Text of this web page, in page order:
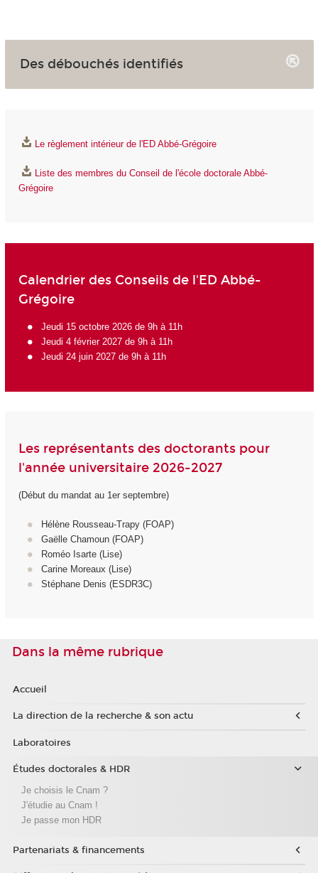
Des débouchés identifiés
Le règlement intérieur de l'ED Abbé-Grégoire
Liste des membres du Conseil de l'école doctorale Abbé-
Grégoire
Calendrier des Conseils de l'ED Abbé-
Grégoire
Jeudi 15 octobre 2026 de 9h à 11h
Jeudi 4 février 2027 de 9h à 11h
Jeudi 24 juin 2027 de 9h à 11h
Les représentants des doctorants pour
l'année universitaire 2026-2027
(Début du mandat au 1er septembre)
Hélène Rousseau-Trapy (FOAP)
Gaëlle Chamoun (FOAP)
Roméo Isarte (Lise)
Carine Moreaux (Lise)
Stéphane Denis (ESDR3C)
Dans la même rubrique
Accueil
La direction de la recherche & son actu
Laboratoires
Études doctorales & HDR
Je choisis le Cnam ?
J'étudie au Cnam !
Je passe mon HDR
Partenariats & financements